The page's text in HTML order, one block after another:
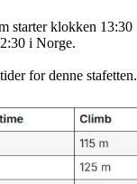
starter klokken 13:30
i Norge.
for denne stafetten.